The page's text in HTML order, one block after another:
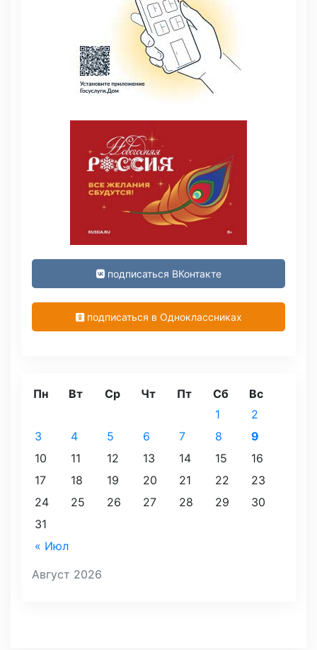
подписаться ВКонтакте
подписаться в Одноклассниках
Август 2026
Пн Вт Ср Чт Пт Сб Вс
« Июл
1
2
3
4 5 6 7 8
9
10
11 12 13 14 15
16
17
18 19 20 21 22
23
24
25 26 27 28 29
30
31